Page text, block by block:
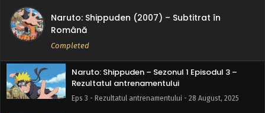
Naruto: Shippuden (2007) – Subtitrat în
Română
Completed
Naruto: Shippuden – Sezonul 1 Episodul 4 –
Jinchuuriki al Nisipului
Eps 4 - Jinchuuriki al Nisipului - 7 September, 2025
Naruto: Shippuden – Sezonul 1 Episodul 3 –
Rezultatul antrenamentului
Eps 3 - Rezultatul antrenamentului - 28 August, 2025